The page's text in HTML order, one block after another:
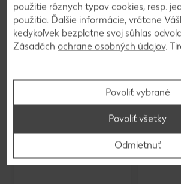
Trvanlivé potraviny
Platnosť od 06.08. do 12.08.
použitie rôznych typov cookies, resp.
použitia. Ďalšie informácie, vrátane
kedykoľvek bezplatne svoj súhlas
Zásadách ochrane osobných údajov.
Povoliť vybrané
Odmietnuť
Povoliť všetky